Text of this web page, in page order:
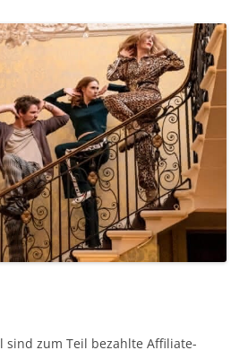
sind zum Teil bezahlte Affiliate-